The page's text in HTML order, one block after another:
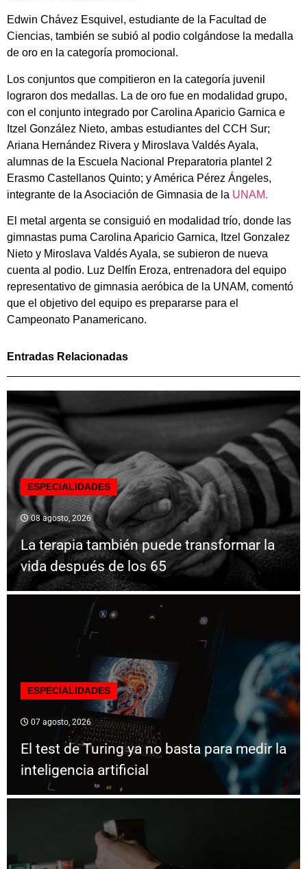
Edwin Chávez Esquivel, estudiante de la Facultad de
Ciencias, también se subió al podio colgándose la medalla
de oro en la categoría promocional.
Los conjuntos que compitieron en la categoría juvenil
lograron dos medallas. La de oro fue en modalidad grupo,
con el conjunto integrado por Carolina Aparicio Garnica e
Itzel González Nieto, ambas estudiantes del CCH Sur;
Ariana Hernández Rivera y Miroslava Valdés Ayala,
alumnas de la Escuela Nacional Preparatoria plantel 2
Erasmo Castellanos Quinto; y América Pérez Ángeles,
integrante de la Asociación de Gimnasia de la UNAM.
El metal argenta se consiguió en modalidad trío, donde las
gimnastas puma Carolina Aparicio Garnica, Itzel Gonzalez
Nieto y Miroslava Valdés Ayala, se subieron de nueva
cuenta al podio. Luz Delfín Eroza, entrenadora del equipo
representativo de gimnasia aeróbica de la UNAM, comentó
que el objetivo del equipo es prepararse para el
Campeonato Panamericano.
Entradas Relacionadas
ESPECIALIDADES
08 agosto, 2026
La terapia también puede transformar la
vida después de los 65
ESPECIALIDADES
07 agosto, 2026
El test de Turing ya no basta para medir la
inteligencia artificial